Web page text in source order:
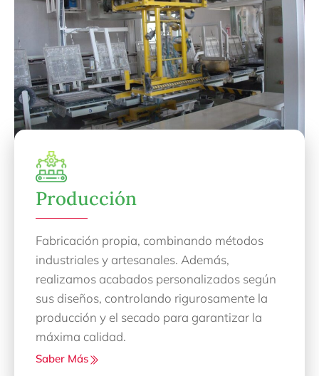
Producción
Fabricación propia, combinando métodos
industriales y artesanales. Además,
realizamos acabados personalizados según
sus diseños, controlando rigurosamente la
producción y el secado para garantizar la
máxima calidad.
Saber Más